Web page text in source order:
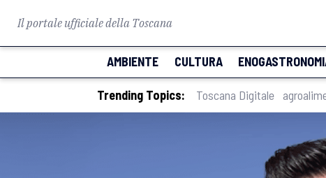
Il portale ufficiale della Toscana
AMBIENTE CULTURA
Trending Topics: Toscana Digitale